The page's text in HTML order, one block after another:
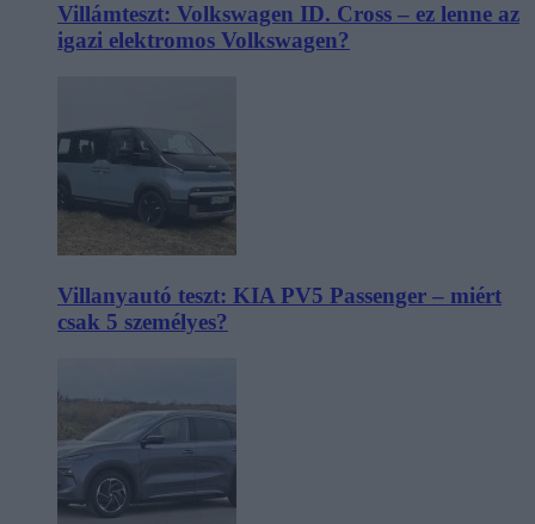
Villámteszt: Volkswagen ID. Cross – ez lenne az
igazi elektromos Volkswagen?
Villanyautó teszt: KIA PV5 Passenger – miért
csak 5 személyes?